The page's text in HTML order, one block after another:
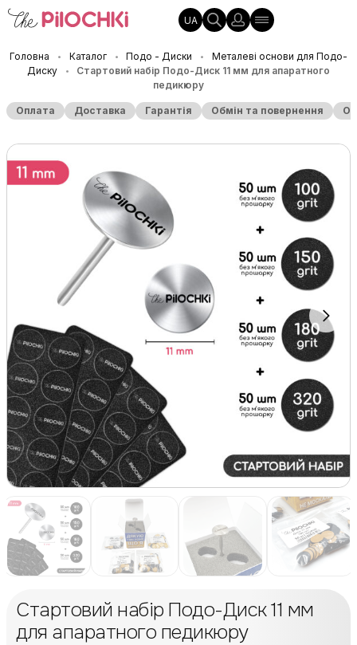
UA
Головна • Каталог • Подо - Диски •
Металеві основи для Подо-
Диску
•
Стартовий набір Подо-Диск 11 мм для апаратного
педикюру
Оплата Доставка Гарантія Обмін та повернення
Стартовий набір Подо-Диск 11 мм
для апаратного педикюру